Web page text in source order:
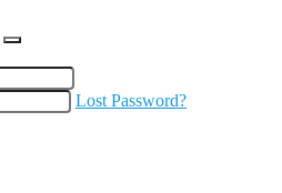
Lost Password?